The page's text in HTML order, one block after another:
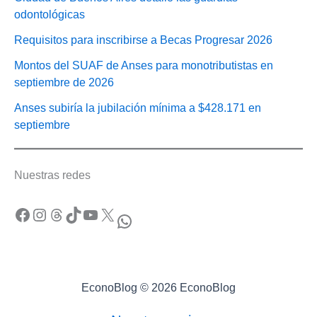
odontológicas
Requisitos para inscribirse a Becas Progresar 2026
Montos del SUAF de Anses para monotributistas en
septiembre de 2026
Anses subiría la jubilación mínima a $428.171 en
septiembre
Nuestras redes
Facebook Instagram Threads TikTok YouTube X WhatsApp
EconoBlog © 2026 EconoBlog